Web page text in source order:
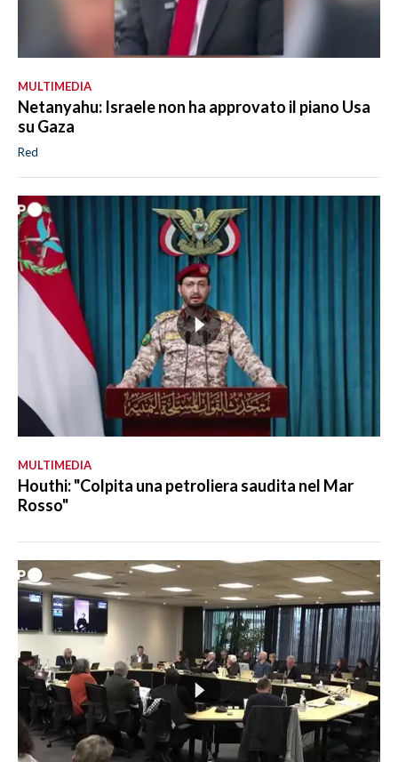
MULTIMEDIA
Netanyahu: Israele non ha approvato il piano Usa
su Gaza
Red
MULTIMEDIA
Houthi: "Colpita una petroliera saudita nel Mar
Rosso"